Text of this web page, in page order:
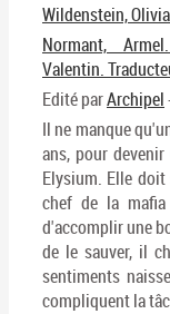
Wildenstein,
Normant,
Valentin.
Edité parArchipel
Il ne manque
ans, pour
Elysium. Elle
chef de la
d'accomplir une
de le sauver, il
sentiments
compliquent la